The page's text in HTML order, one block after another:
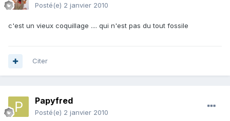
Posté(e) 2 janvier 2010
c'est un vieux coquillage .... qui n'est pas du tout fossile
Citer
Papyfred
Posté(e) 2 janvier 2010